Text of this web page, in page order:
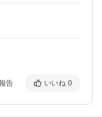
告 いいね 0